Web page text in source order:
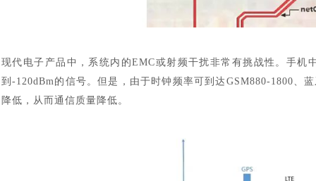
现代电子产品中，系统内的EMC或射频干扰非常有挑战性。手机
到-120dBm的信号。但是，由于时钟频率可到达GSM880-1800、
降低，从而通信质量降低。